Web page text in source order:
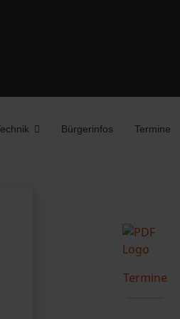
Bürgerinfos Termine
Termine